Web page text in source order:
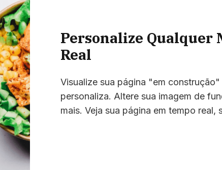
Personalize Qualquer
Real
Visualize sua página "em
personaliza. Altere sua imagem de
mais. Veja sua página em tempo